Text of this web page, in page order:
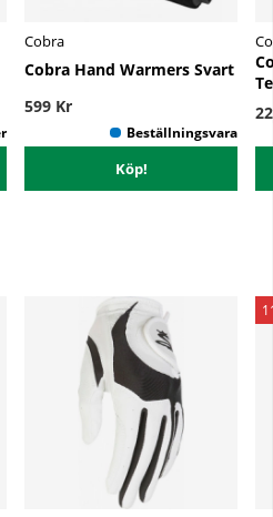
Cobra
Cobra Hand Warmers Svart
599 Kr
Köp!